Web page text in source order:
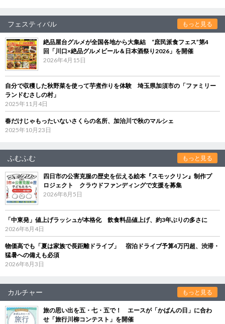
フェスティバル もっと見る
絶品屋台グルメが全国各地から大集結 “庶民派食フェス”第4
回「川口×絶品グルメビール＆日本酒祭り2026」を開催
2026年4月15日
自分で収穫した秋野菜を使って芋煮作りを体験 埼玉県加須市の「ファミリー
ランドむさしの村」
2025年11月4日
春だけじゃもったいないさくらの名所、加治川で秋のマルシェ
2025年10月23日
ふむふむ もっと見る
四日市の公害克服の歴史を伝える絵本『スモックリン』制作プ
ロジェクト クラウドファンディングで支援を募集
2026年8月5日
「中東発」値上げラッシュが本格化 飲食料品値上げ、約3年ぶりの多さに
2026年8月4日
物価高でも「夏は家族で長距離ドライブ」 宿泊ドライブ予算4万円超、渋滞・
猛暑への備えも必須
2026年8月3日
カルチャー もっと見る
旅の思い出を五・七・五で！ エースが「かばんの日」に合わ
せ「旅行川柳コンテスト」を開催